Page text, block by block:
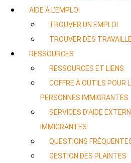
AIDE À L’EMPLOI
TROUVER UN EMPLOI
TROUVER DES
RESSOURCES
RESSOURCES ET LIENS
COFFRE À OUTILS POUR
PERSONNES IMMIGRANTES
SERVICES D’AIDE
IMMIGRANTES
QUESTIONS
GESTION DES PLAINTES